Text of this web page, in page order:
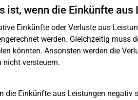
ist, wenn die Einkünfte
Einkünfte oder Verluste aus
werden. Gleichzeitig muss
könnten. Ansonsten werden die
nicht versteuern.
die Einkünfte aus Leistungen negativ